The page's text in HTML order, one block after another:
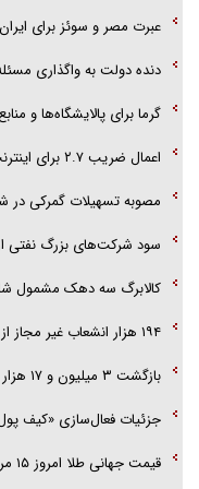
عبرت مصر و سوئز برای
دنده دولت به واگذاری
گرما برای پالایشگاه‌ها و
اعمال ضریب ۲.۷ برای اینترنت بین‌الملل صحت ندارد
مصوبه تسهیلات گمرکی در
سود شرکت‌های بزرگ نفتی
کالابرگ سه دهک مشمول
۱۹۴ هزار انشعاب غیر مجاز از شبکه برق جمع‌آوری شد
بازگشت ۳ میلیون و ۱۷ هزار زائر اربعین به کشور
جزئیات فعال‌سازی «کیف
قیمت جهانی طلا امروز ۱۵ مرداد؛ هر اونس به ۴۲۶۵ دلار و ۲۲ سنت رسید